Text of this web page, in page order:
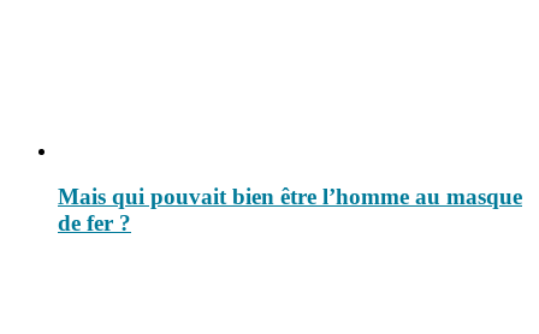
Mais qui pouvait bien être l’homme au masque
de fer ?